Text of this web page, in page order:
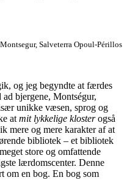
Salveterra Opoul-Périllos
og jeg begyndte at færdes
bjergene, Montségur,
unikke væsen, sprog og
atmit lykkelige klosterogså
mere og mere karakter af at
bibliotek – et bibliotek
store og omfattende
lærdomscenter. Denne
om en bog. En bog som